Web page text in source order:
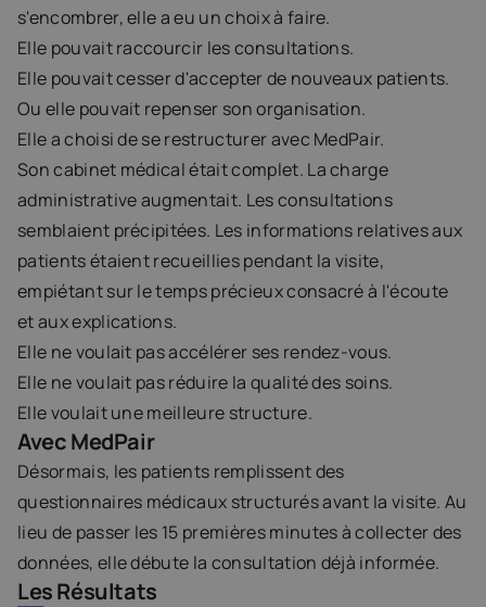
s'encombrer, elle a eu un choix à faire.
Elle pouvait raccourcir les consultations.
Elle pouvait cesser d'accepter de nouveaux patients.
Ou elle pouvait repenser son organisation.
Elle a choisi de se restructurer avec MedPair.
Son cabinet médical était complet. La charge
administrative augmentait. Les consultations
semblaient précipitées. Les informations relatives aux
patients étaient recueillies pendant la visite,
empiétant sur le temps précieux consacré à l'écoute
et aux explications.
Elle ne voulait pas accélérer ses rendez-vous.
Elle ne voulait pas réduire la qualité des soins.
Elle voulait une meilleure structure.
Avec MedPair
Désormais, les patients remplissent des
questionnaires médicaux structurés avant la visite. Au
lieu de passer les 15 premières minutes à collecter des
données, elle débute la consultation déjà informée.
Les Résultats